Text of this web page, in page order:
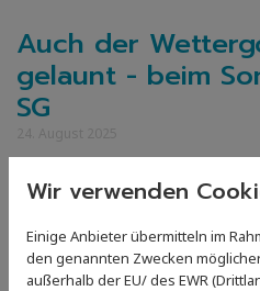
Auch der
gelaunt - beim
SG
Wir verwenden
Einige Anbieter übermitteln im
den genannten Zwecken
außerhalb der EU/ des EWR